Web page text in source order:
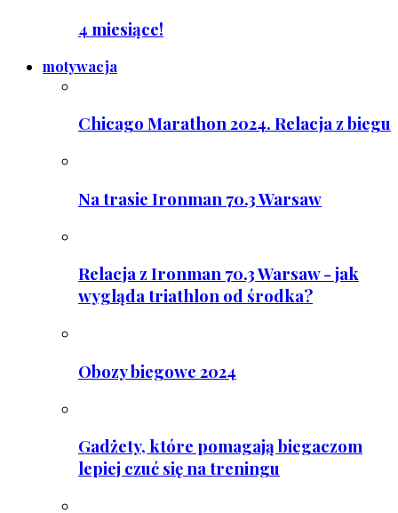
4 miesiące!
motywacja
Chicago Marathon 2024. Relacja z biegu
Na trasie Ironman 70.3 Warsaw
Relacja z Ironman 70.3 Warsaw - jak
wygląda triathlon od środka?
Obozy biegowe 2024
Gadżety, które pomagają biegaczom
lepiej czuć się na treningu